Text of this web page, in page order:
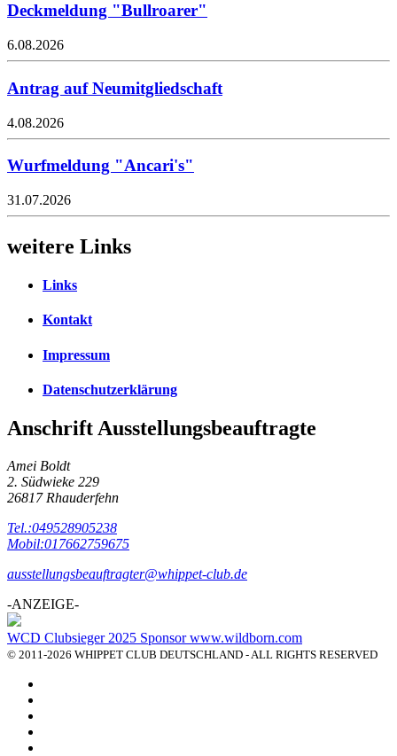
Deckmeldung "Bullroarer"
6.08.2026
Antrag auf Neumitgliedschaft
4.08.2026
Wurfmeldung "Ancari's"
31.07.2026
weitere Links
Links
Kontakt
Impressum
Datenschutzerklärung
Anschrift Ausstellungsbeauftragte
Amei Boldt
2. Südwieke 229
26817 Rhauderfehn
Tel.:049528905238
Mobil:017662759675
ausstellungsbeauftragter@whippet-club.de
-ANZEIGE-
WCD Clubsieger 2025 Sponsor www.wildborn.com
© 2011-2026 WHIPPET CLUB DEUTSCHLAND - ALL RIGHTS RESERVED